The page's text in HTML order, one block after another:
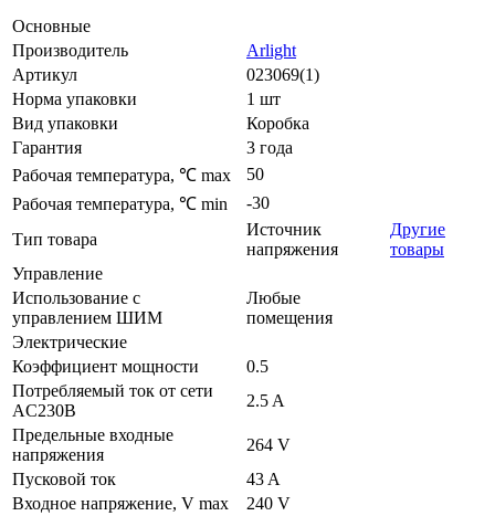
Основные
Производитель
Arlight
Артикул
023069(1)
Норма упаковки
1 шт
Вид упаковки
Коробка
Гарантия
3 года
Рабочая температура, ℃ max
50
Рабочая температура, ℃ min
-30
Тип товара
Источник
напряжения
Другие
товары
Управление
Использование с
управлением ШИМ
Любые
помещения
Электрические
Коэффициент мощности
0.5
Потребляемый ток от сети
AC230В
2.5 A
Предельные входные
напряжения
264 V
Пусковой ток
43 A
Входное напряжение, V max
240 V